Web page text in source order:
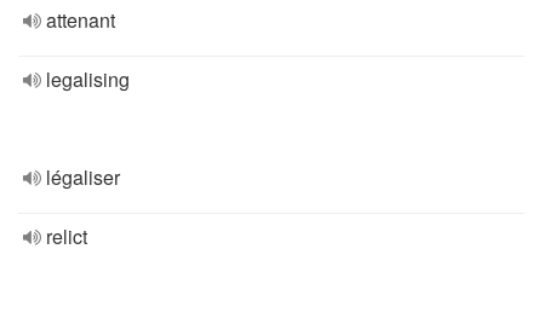
attenant
legalising
légaliser
relict